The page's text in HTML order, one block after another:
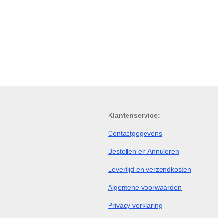
Klantenservice:
Contactgegevens
Bestellen en Annuleren
Levertijd en verzendkosten
Algemene voorwaarden
Privacy verklaring